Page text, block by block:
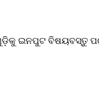
ଇନପୁଟ ବିଷୟବସ୍ତୁ